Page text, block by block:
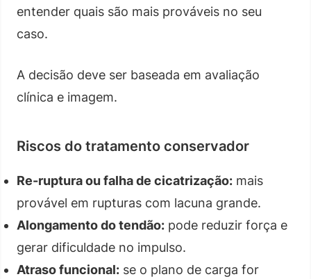
entender quais são mais prováveis no seu
caso.
A decisão deve ser baseada em avaliação
clínica e imagem.
Riscos do tratamento conservador
Re-ruptura ou falha de cicatrização: mais
provável em rupturas com lacuna grande.
Alongamento do tendão: pode reduzir força e
gerar dificuldade no impulso.
Atraso funcional: se o plano de carga for